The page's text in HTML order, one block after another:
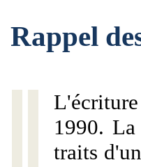
Rappel
1990.
traits